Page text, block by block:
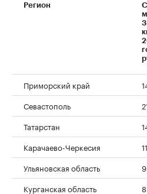
Регион
Приморский край
Севастополь
Татарстан
Карачаево-Черкесия
Ульяновская область
Курганская область